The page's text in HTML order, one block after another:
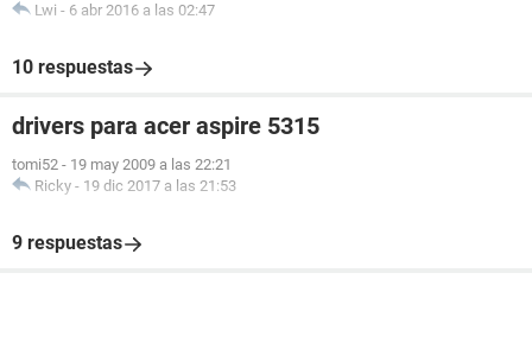
Lwi - 6 abr 2016 a las 02:47
10 respuestas
drivers para acer aspire 5315
tomi52 - 19 may 2009 a las 22:21
Ricky - 19 dic 2017 a las 21:53
9 respuestas